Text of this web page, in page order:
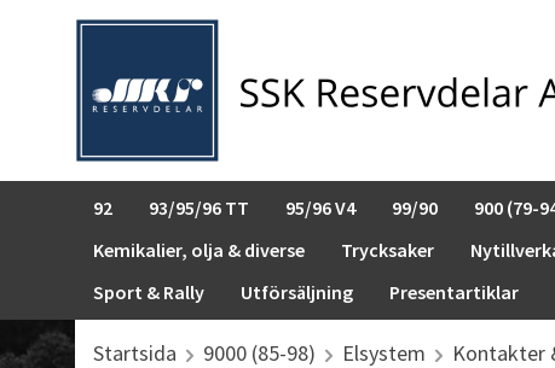
92 93/95/96 TT 95/96 V4 99/90 900 (79-
Kemikalier, olja & diverse
Trycksaker
Sport & Rally
Utförsäljning Presentartiklar
Startsida 9000 (85-98) Elsystem Kontakter